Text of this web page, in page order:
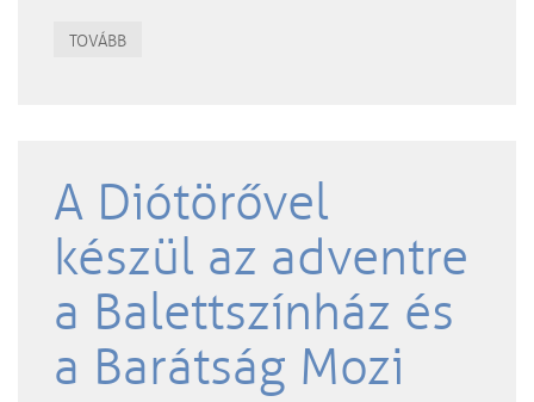
TOVÁBB
A Diótörővel
készül az adventre
a Balettszínház és
a Barátság Mozi